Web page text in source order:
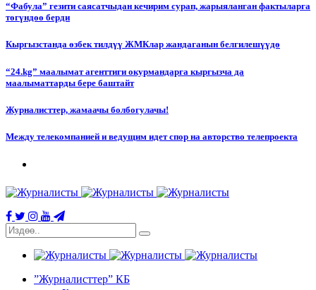
“Фабула” гезити саясатчыдан кечирим сурап, жарыяланган фактыларга
төгүндөө берди
Кыргызстанда өзбек тилдүү ЖМКлар жандаганын белгилешүүдө
“24.kg” маалымат агенттиги окурмандарга кыргызча да
маалыматтарды бере баштайт
Журналисттер, жамаачы болбогулачы!
Между телекомпанией и ведущим идет спор на авторство телепроекта
”Журналисттер” КБ